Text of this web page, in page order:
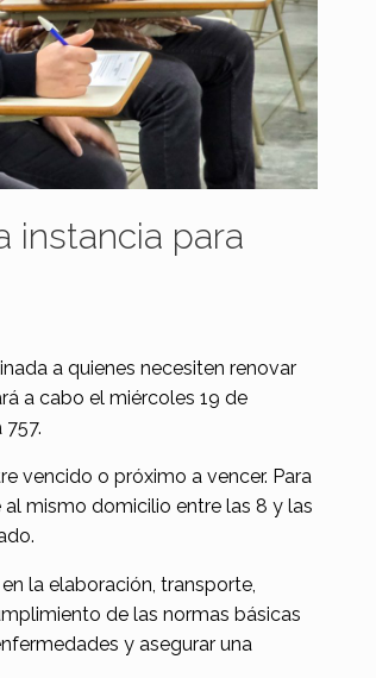
instancia para
a quienes necesiten renovar
a cabo el miércoles 19 de
vencido o próximo a vencer. Para
mismo domicilio entre las 8 y las
la elaboración, transporte,
de las normas básicas
y asegurar una